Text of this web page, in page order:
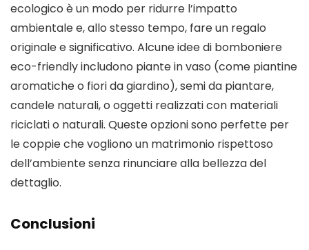
ecologico è un modo per ridurre l’impatto
ambientale e, allo stesso tempo, fare un regalo
originale e significativo. Alcune idee di bomboniere
eco-friendly includono piante in vaso (come piantine
aromatiche o fiori da giardino), semi da piantare,
candele naturali, o oggetti realizzati con materiali
riciclati o naturali. Queste opzioni sono perfette per
le coppie che vogliono un matrimonio rispettoso
dell’ambiente senza rinunciare alla bellezza del
dettaglio.
Conclusioni